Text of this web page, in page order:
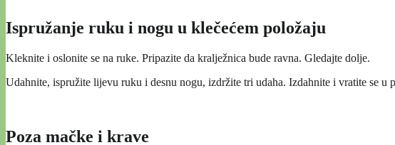
Ispružanje ruku i nogu u klečećem položaju
Kleknite i oslonite se na ruke. Pripazite da kralježnica bude ravna. Gledajte dolje.
Udahnite, ispružite lijevu ruku i desnu nogu, izdržite tri udaha. Izdahnite i vratite se u
Poza mačke i krave